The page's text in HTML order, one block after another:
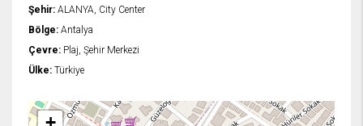
Şehir: ALANYA, City Center
Bölge: Antalya
Çevre: Plaj, Şehir Merkezi
Ülke: Türkiye